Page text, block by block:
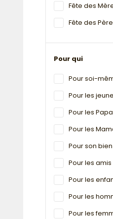
Fête des
Fête des
Pour qui
Pour soi-
Pour les
Pour les
Pour les
Pour son
Pour les amis
Pour les
Pour les
Pour les